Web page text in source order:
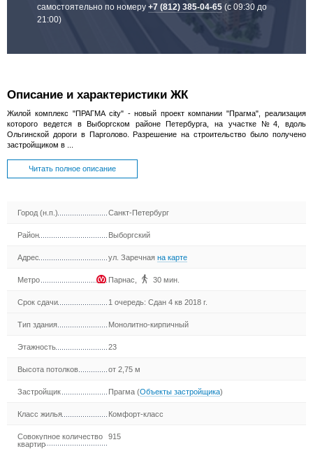
самостоятельно по номеру+7 (812) 385-04-65 (с 09:30 до
21:00)
Описание и характеристики ЖК
Жилой комплекс "ПРАГМА city" - новый проект компании "Прагма", реализация
которого ведется в Выборгском районе Петербурга, на участке №4, вдоль
Ольгинской дороги в Парголово. Разрешение на строительство было получено
застройщиком в ...
Читать полное описание
Город (н.п.) Санкт-Петербург
Район Выборгский
Адрес ул. Заречнаяна карте
Метро Парнас 30 мин.
Срок сдачи 1 очередь: Сдан 4 кв 2018 г.
Тип здания Монолитно-кирпичный
Этажность 23
Высота потолков от 2,75 м
Застройщик Прагма (Объекты застройщика)
Класс жилья Комфорт-класс
Совокупное количество
квартир
915